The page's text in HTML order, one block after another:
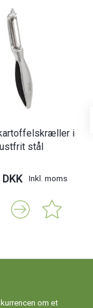
i
stål
Inkl. moms
om et